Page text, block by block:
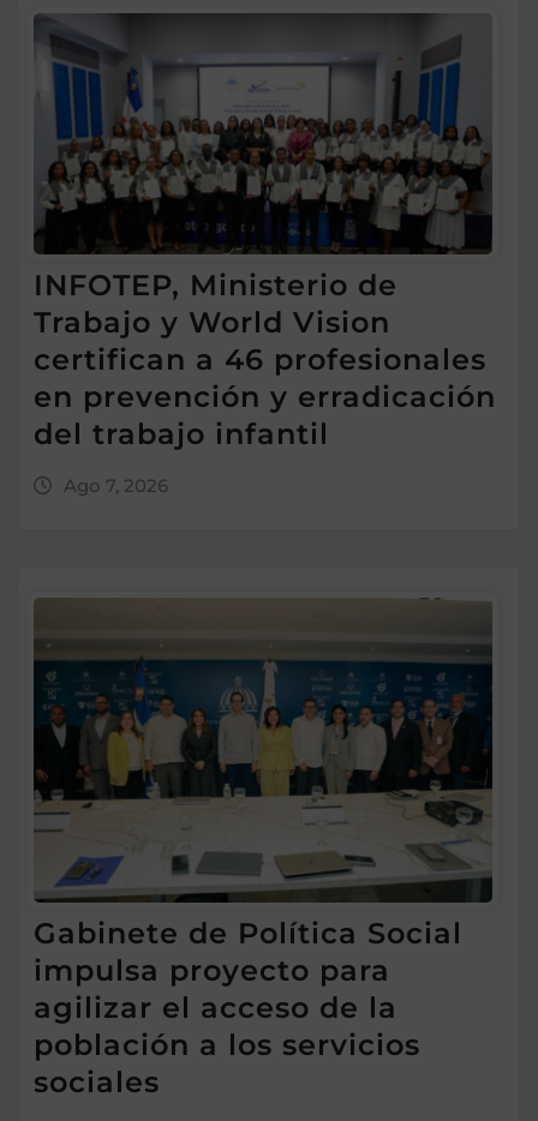
INFOTEP, Ministerio de
Trabajo y World Vision
certifican a 46 profesionales
en prevención y erradicación
del trabajo infantil
Ago 7, 2026
Gabinete de Política Social
impulsa proyecto para
agilizar el acceso de la
población a los servicios
sociales